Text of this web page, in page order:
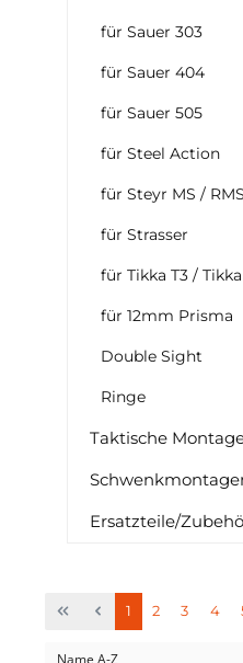
für Sauer 303
für Sauer 404
für Sauer 505
für Steel Action
für Steyr MS /
für Strasser
für Tikka T3 /
für 12mm Prisma
Double Sight
Ringe
Taktische
Ersatzteile/
Seite
1 Seite
2 Seite
3 4